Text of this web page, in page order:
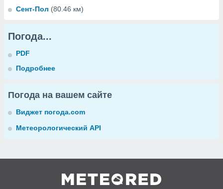
Сент-Пол (80.46 км)
Погода...
PDF
Подробнее
Погода на вашем сайте
Виджет погода.com
Метеорологический API